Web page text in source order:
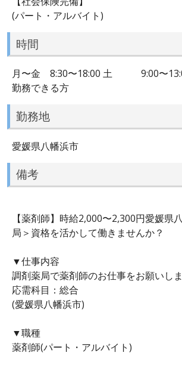
(パート・アルバイト)
時間
月〜金 8:30〜18:00 土 9:00〜
勤務できる方
勤務地
愛媛県八幡浜市
備考
【薬剤師】時給2,000〜2,300円愛媛県
局＞資格を活かして働きませんか？
▼仕事内容
調剤薬局で薬剤師のお仕事をお願いしま
応需科目：総合
(愛媛県八幡浜市)
▼職種
薬剤師(パート・アルバイト)